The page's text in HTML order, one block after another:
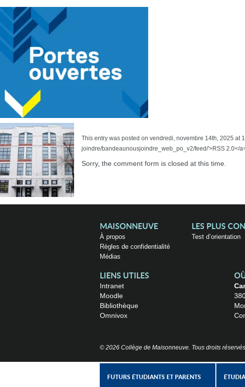
This entry was posted on vendredi, novembre 14th, 2025 at
joindre/bandeaunousjoindre_web_po_v2/feed/'>RSS 2.0</
Sorry, the comment form is closed at this time.
MAISONNEUVE
À propos
Règles de confidentialité
Médias
LES PLUS
Test d’orientation
LIENS UTILES
Intranet
Moodle
Bibliothèque
Omnivox
© 2026 Collège de Maisonneuve. Tous droits
FUTURS ÉTUDIANTS ET PARENTS